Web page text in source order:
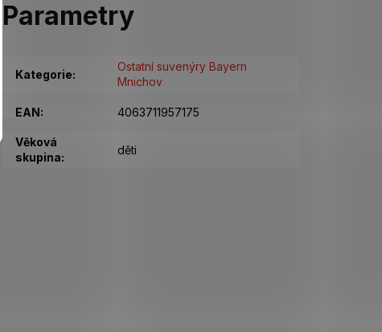
Parametry
Kategorie:
Ostatní suvenýry Bayern
Mnichov
EAN : 4063711957175
Věková
skupina:
děti